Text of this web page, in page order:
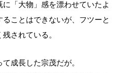
「大物」感を漂わせていたよ
ことはできないが、フツーと
されている。
成長した宗茂だが。